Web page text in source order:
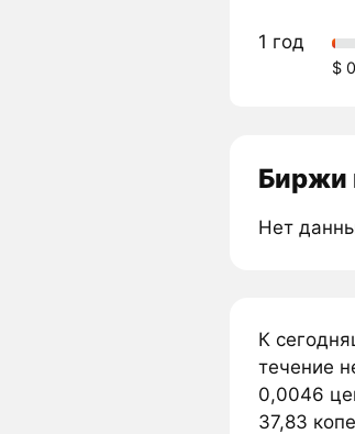
1 год
$
Биржи
Нет
К
течение
0,0046
37,83